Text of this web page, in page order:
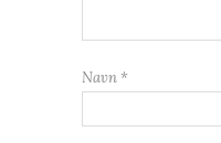
Navn *